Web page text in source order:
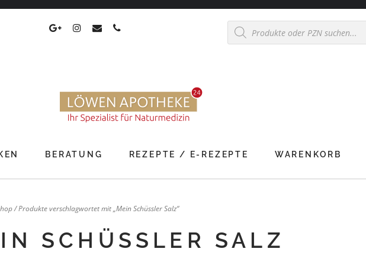
Products
search
BERATUNG REZEPTE / E-REZEPTE WARENKORB
/ Produkte verschlagwortet mit „Mein Schüssler Salz“
SCHÜSSLER SALZ